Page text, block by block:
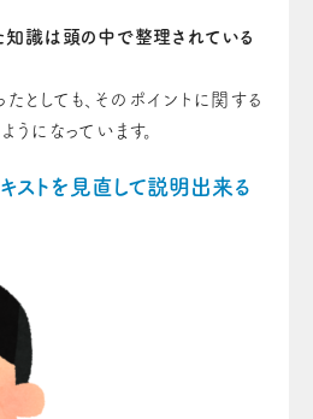
知識は頭の中で整理されている
としても、そのポイントに関する
になっています。
ストを見直して説明出来る